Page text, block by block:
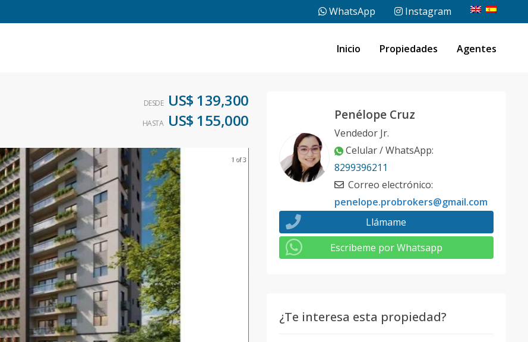
WhatsApp Instagram
Inicio Propiedades Agentes
DESDE US$ 139,300
HASTA US$ 155,000
1 of 3
Penélope Cruz
Vendedor Jr.
Celular / WhatsApp:
8299396211
Correo electrónico:
penelope.probrokers@gmail.com
Llámame
Escribeme por Whatsapp
¿Te interesa esta propiedad?